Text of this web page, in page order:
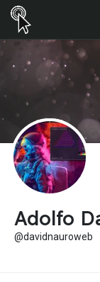
Adolfo
@davidnauroweb